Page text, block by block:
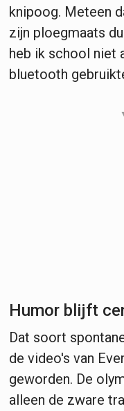
knipoog. Meteen
zijn ploegmaats
heb ik school niet
bluetooth
Humor blijft
Dat soort
de video's van
geworden. De
alleen de zware